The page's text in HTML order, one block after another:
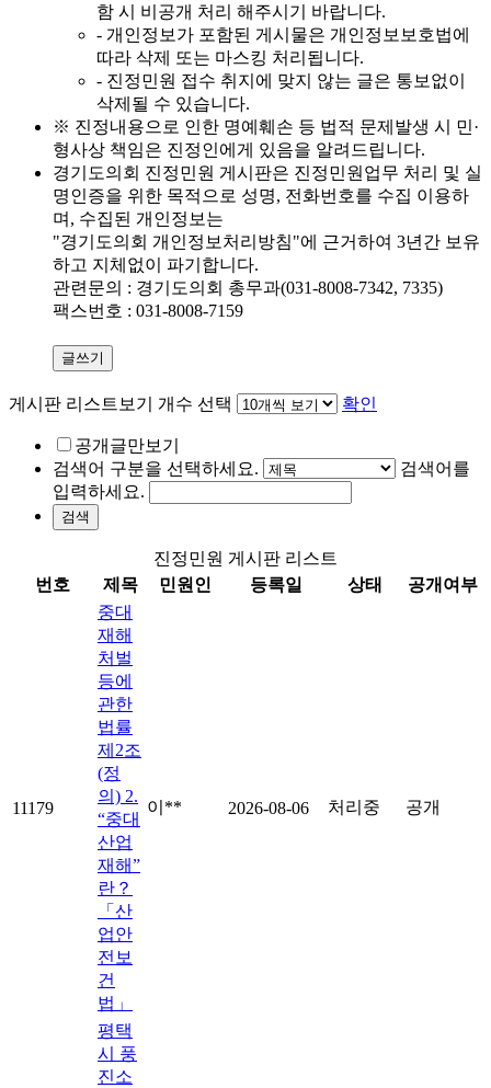
함 시 비공개 처리 해주시기 바랍니다.
- 개인정보가 포함된 게시물은 개인정보보호법에
따라 삭제 또는 마스킹 처리됩니다.
- 진정민원 접수 취지에 맞지 않는 글은 통보없이
삭제될 수 있습니다.
※ 진정내용으로 인한 명예훼손 등 법적 문제발생 시 민·
형사상 책임은 진정인에게 있음을 알려드립니다.
경기도의회 진정민원 게시판은 진정민원업무 처리 및 실
명인증을 위한 목적으로 성명, 전화번호를 수집 이용하
며, 수집된 개인정보는
"경기도의회 개인정보처리방침"에 근거하여 3년간 보유
하고 지체없이 파기합니다.
관련문의 : 경기도의회 총무과(031-8008-7342, 7335)
팩스번호 : 031-8008-7159
글쓰기
게시판 리스트보기 개수 선택 확인
공개글만보기
검색어 구분을 선택하세요.
검색어를
입력하세요.
검색
진정민원 게시판 리스트
번호
제목 민원인 등록일 상태 공개여부
11179
중대
재해
처벌
등에
관한
법률
제2조
(정
의) 2.
“중대
산업
재해”
란？
「산
업안
전보
건
법」
이** 2026-08-06 처리중 공개
평택
시 풍
진소